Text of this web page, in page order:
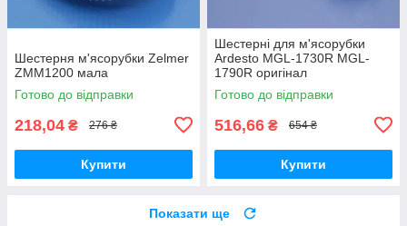
Шестерня м'ясорубки Zelmer
ZMM1200 мала
Готово до відправки
218,04 ₴ 276 ₴
Купити
Шестерні для м'ясорубки
Ardesto MGL-1730R MGL-
1790R оригінал
Готово до відправки
516,66 ₴ 654 ₴
Купити
Показати ще